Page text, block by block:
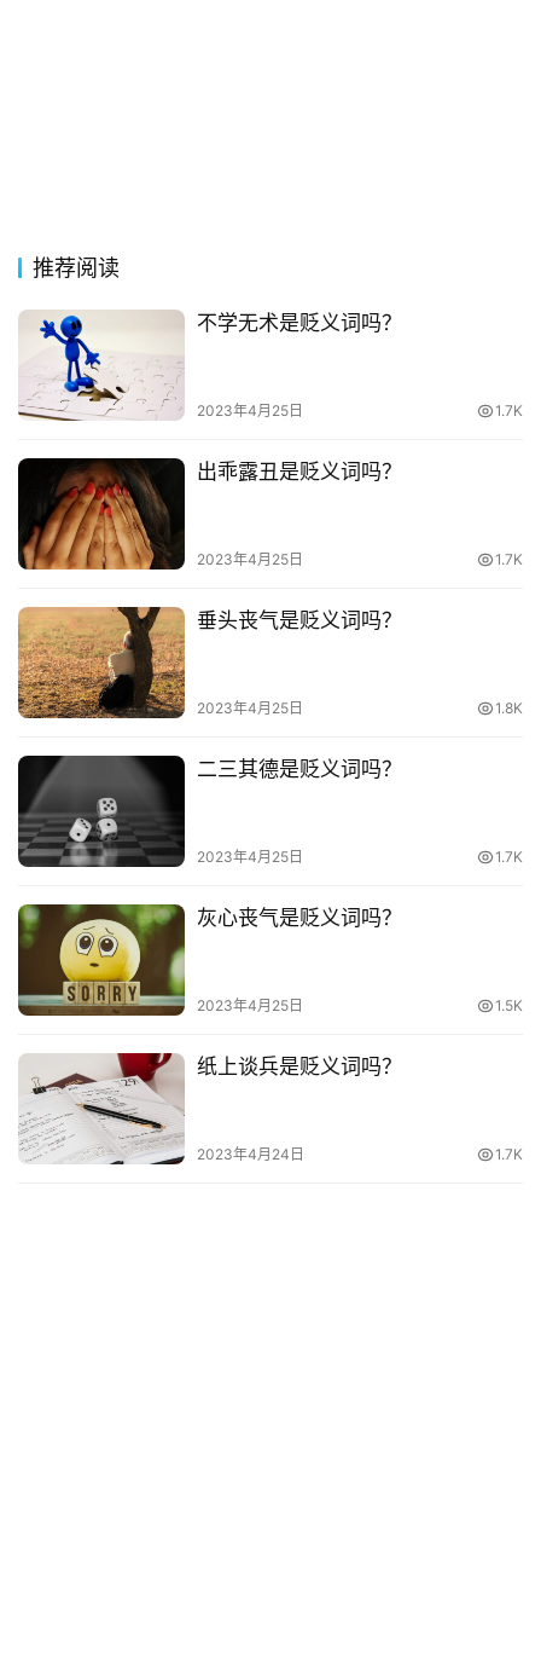
用
词
网
络
电
影
台
词
其
他
词
语
登录
推荐阅读
不学无术是贬义词吗？
2023年4月25日 1.7K
出乖露丑是贬义词吗？
2023年4月25日 1.7K
垂头丧气是贬义词吗？
2023年4月25日 1.8K
二三其德是贬义词吗？
2023年4月25日 1.7K
灰心丧气是贬义词吗？
2023年4月25日 1.5K
纸上谈兵是贬义词吗？
2023年4月24日 1.7K